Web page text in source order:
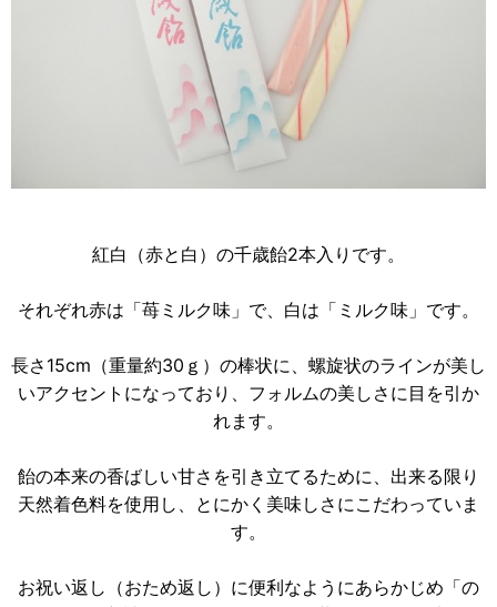
紅白（赤と白）の千歳飴2本入りです。
それぞれ赤は「苺ミルク味」で、白は「ミルク味」です。
長さ15cm（重量約30ｇ）の棒状に、螺旋状のラインが美し
いアクセントになっており、フォルムの美しさに目を引か
れます。
飴の本来の香ばしい甘さを引き立てるために、出来る限り
天然着色料を使用し、とにかく美味しさにこだわっていま
す。
お祝い返し（おため返し）に便利なようにあらかじめ「の